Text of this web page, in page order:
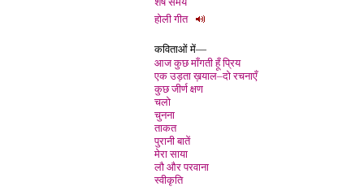
होली गीत
कविताओं में—
आज कुछ माँगती हूँ प्रिय
एक उड़ता ख़याल–दो रचनाएँ
कुछ जीर्ण क्षण
चलो
चुनना
ताकत
पुरानी बातें
मेरा साया
लौ और परवाना
स्वीकृति